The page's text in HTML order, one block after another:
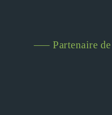
—– Partenaire